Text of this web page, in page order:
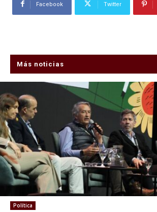
Facebook Twitter
Más noticias
Política